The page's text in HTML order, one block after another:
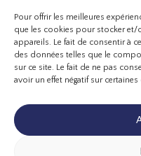
Pour offrir les meilleures
que les cookies pour stocker et/
appareils. Le fait de consentir à
des données telles que le
sur ce site. Le fait de ne pas
avoir un effet négatif sur